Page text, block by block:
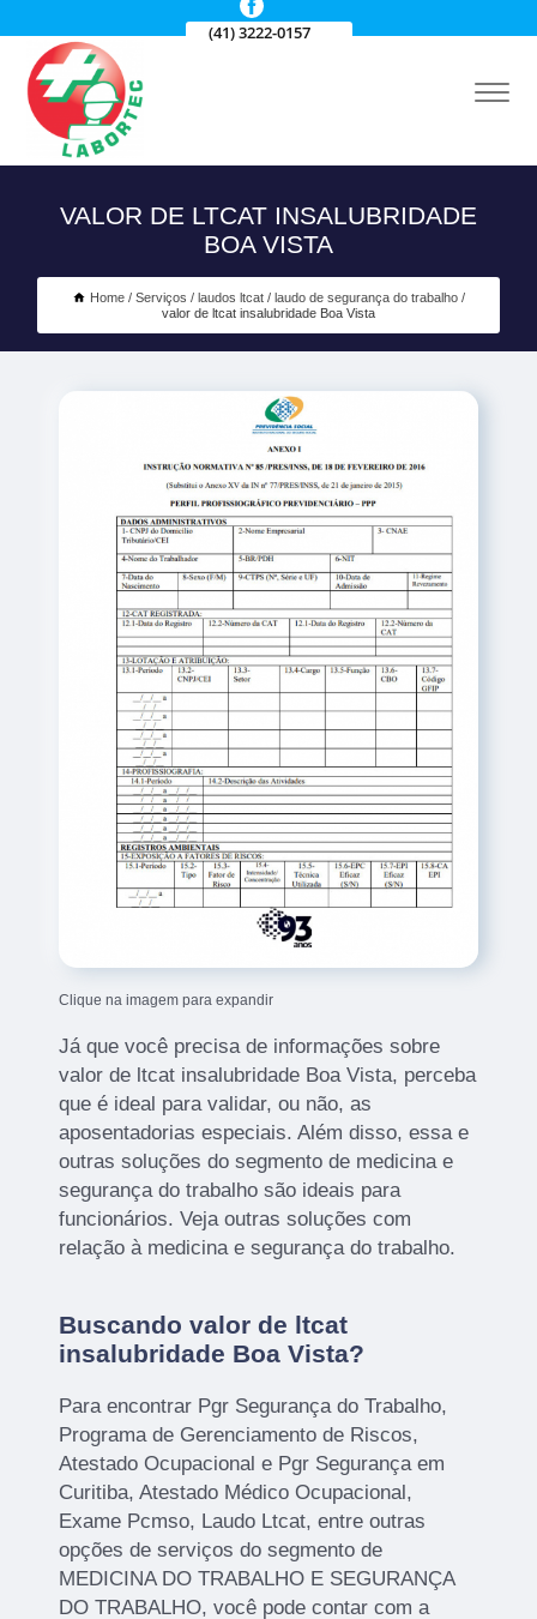
(41) 3222-0157
VALOR DE LTCAT INSALUBRIDADE
BOA VISTA
Home Serviços laudos ltcat
laudo de segurança do trabalho
valor de ltcat insalubridade Boa Vista
Clique na imagem para expandir
Já que você precisa de informações sobre
valor de ltcat insalubridade Boa Vista, perceba
que é ideal para validar, ou não, as
aposentadorias especiais. Além disso, essa e
outras soluções do segmento de medicina e
segurança do trabalho são ideais para
funcionários. Veja outras soluções com
relação à medicina e segurança do trabalho.
Buscando valor de ltcat
insalubridade Boa Vista?
Para encontrar Pgr Segurança do Trabalho,
Programa de Gerenciamento de Riscos,
Atestado Ocupacional e Pgr Segurança em
Curitiba, Atestado Médico Ocupacional,
Exame Pcmso, Laudo Ltcat, entre outras
opções de serviços do segmento de
MEDICINA DO TRABALHO E SEGURANÇA
DO TRABALHO, você pode contar com a